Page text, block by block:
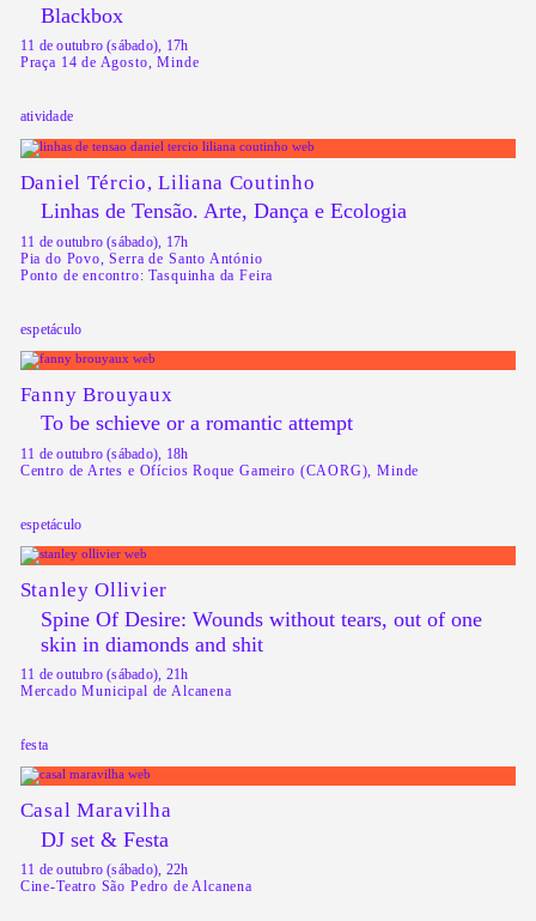
Blackbox
11 de outubro (sábado), 17h
Praça 14 de Agosto, Minde
atividade
Daniel Tércio, Liliana Coutinho
Linhas de Tensão. Arte, Dança e Ecologia
11 de outubro (sábado), 17h
Pia do Povo, Serra de Santo António
Ponto de encontro: Tasquinha da Feira
espetáculo
Fanny Brouyaux
To be schieve or a romantic attempt
11 de outubro (sábado), 18h
Centro de Artes e Ofícios Roque Gameiro (CAORG), Minde
espetáculo
Stanley Ollivier
Spine Of Desire: Wounds without tears, out of one
skin in diamonds and shit
11 de outubro (sábado), 21h
Mercado Municipal de Alcanena
festa
Casal Maravilha
DJ set & Festa
11 de outubro (sábado), 22h
Cine-Teatro São Pedro de Alcanena